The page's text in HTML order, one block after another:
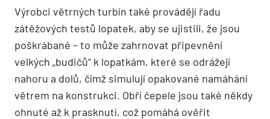
Výrobci větrných turbín také provádějí řadu
zátěžových testů lopatek, aby se ujistili, že jsou
poškrábané – to může zahrnovat připevnění
velkých „budičů“ k lopatkám, které se odrážejí
nahoru a dolů, čímž simulují opakované namáhání
větrem na konstrukci. Obří čepele jsou také někdy
ohnuté až k prasknutí, což pomáhá ověřit